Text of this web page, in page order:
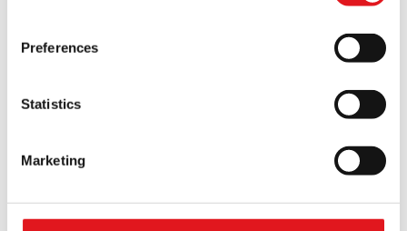
Preferences
Statistics
Marketing
semplicemente pattern specifici per singolo
segnalazioni spam inviate dai provider ed